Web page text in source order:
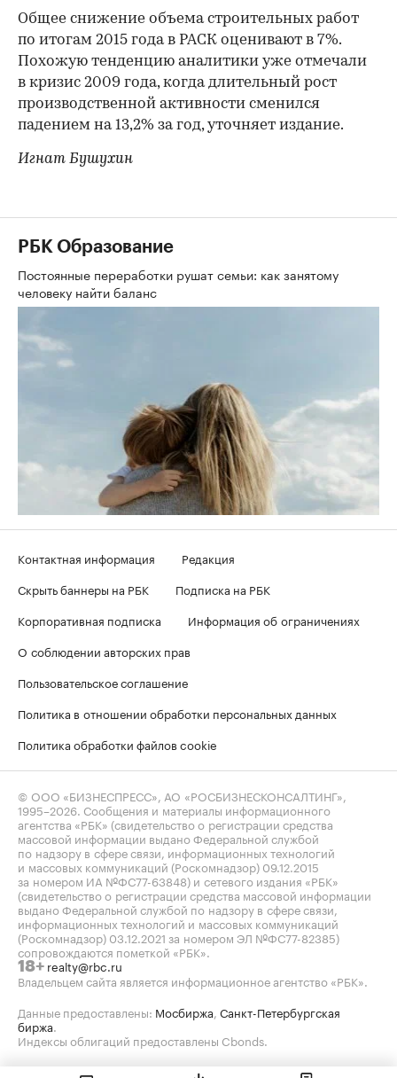
Общее снижение объема строительных работ
по итогам 2015 года в РАСК оценивают в 7%.
Похожую тенденцию аналитики уже отмечали
в кризис 2009 года, когда длительный рост
производственной активности сменился
падением на 13,2% за год, уточняет издание.
Игнат Бушухин
РБК Образование
Постоянные переработки рушат семьи: как занятому
человеку найти баланс
Контактная информация
Редакция
Скрыть баннеры на РБК
Подписка на РБК
Корпоративная подписка
Информация об ограничениях
О соблюдении авторских прав
Пользовательское соглашение
Политика в отношении обработки персональных данных
Политика обработки файлов cookie
© ООО «БИЗНЕСПРЕСС», АО «РОСБИЗНЕСКОНСАЛТИНГ»,
1995–2026 . Сообщения и материалы информационного
агентства «РБК» (свидетельство о регистрации средства
массовой информации выдано Федеральной службой
по надзору в сфере связи, информационных технологий
и массовых коммуникаций (Роскомнадзор) 09.12.2015
за номером ИА №ФС77-63848) и сетевого издания «РБК»
(свидетельство о регистрации средства массовой информации
выдано Федеральной службой по надзору в сфере связи,
информационных технологий и массовых коммуникаций
(Роскомнадзор) 03.12.2021 за номером ЭЛ №ФС77-82385)
сопровождаются пометкой «РБК».
18+ realty@rbc.ru
Владельцем сайта является информационное агентство «РБК».
Данные предоставлены: Мосбиржа Санкт-Петербургская
биржа
Индексы облигаций предоставлены Cbonds.